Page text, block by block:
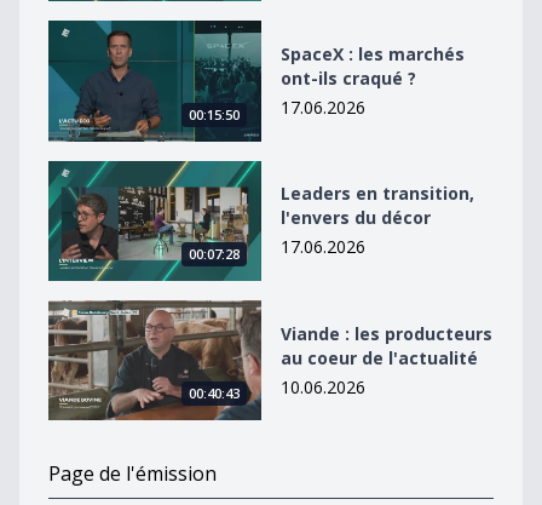
SpaceX : les marchés ont-ils craqué ?
00:15:50
SpaceX : les marchés
ont-ils craqué ?
17.06.2026
Leaders en transition, l&#039;envers du décor
00:07:28
Leaders en transition,
l'envers du décor
17.06.2026
Viande : les producteurs au coeur de l&#039;actualité
00:40:43
Viande : les producteurs
au coeur de l'actualité
10.06.2026
Page de l'émission